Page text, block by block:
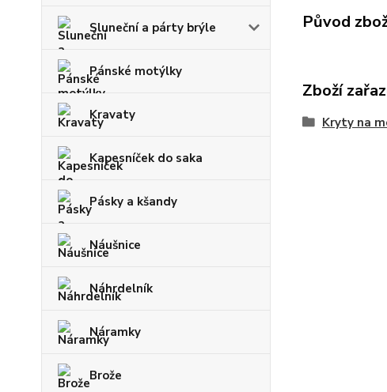
Sluneční a párty brýle
Pánské motýlky
Kravaty
Kapesníček do saka
Pásky a kšandy
Náušnice
Náhrdelník
Náramky
Brože
Původ
Zboží
Kryty na